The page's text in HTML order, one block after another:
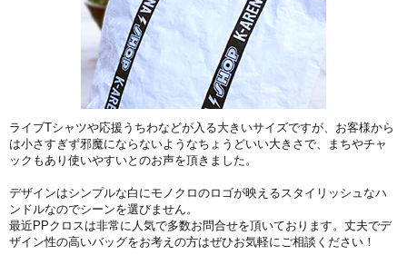
ライブTシャツや応援うちわなどが入る大きいサイズですが、お客様から
は小さすぎず邪魔にならないようなちょうどいい大きさで、まちやチャ
ックもあり使いやすいとのお声を頂きました。
デザインはシンプルな白にモノクロのロゴが映えるスタイリッシュなハ
ンドルなのでシーンを選びません。
最近PPクロスは非常に人気で多数お問合せを頂いております。丈夫でデ
ザイン性の高いバッグをお考えの方はぜひお気軽にご相談ください！